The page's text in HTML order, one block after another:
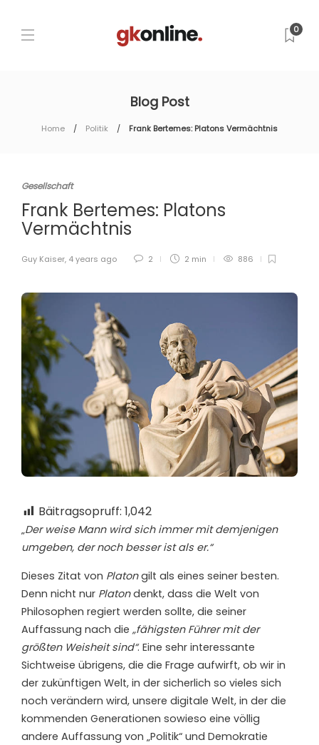
0
Blog Post
Home Politik Frank Bertemes: Platons Vermächtnis
Gesellschaft
Frank Bertemes: Platons
Vermächtnis
Guy Kaiser, 4 years ago 2 2 min 886
Bäitragsopruff: 1,042
„Der weise Mann wird sich immer mit demjenigen
umgeben, der noch besser ist als er.“
Dieses Zitat von Platongilt als eines seiner besten.
Denn nicht nur Platondenkt, dass die Welt von
Philosophen regiert werden sollte, die seiner
Auffassung nach die „fähigsten Führer mit der
größten Weisheit sind“. Eine sehr interessante
Sichtweise übrigens, die die Frage aufwirft, ob wir in
der zukünftigen Welt, in der sicherlich so vieles sich
noch verändern wird, unsere digitale Welt, in der die
kommenden Generationen sowieso eine völlig
andere Auffassung von „Politik“ und Demokratie